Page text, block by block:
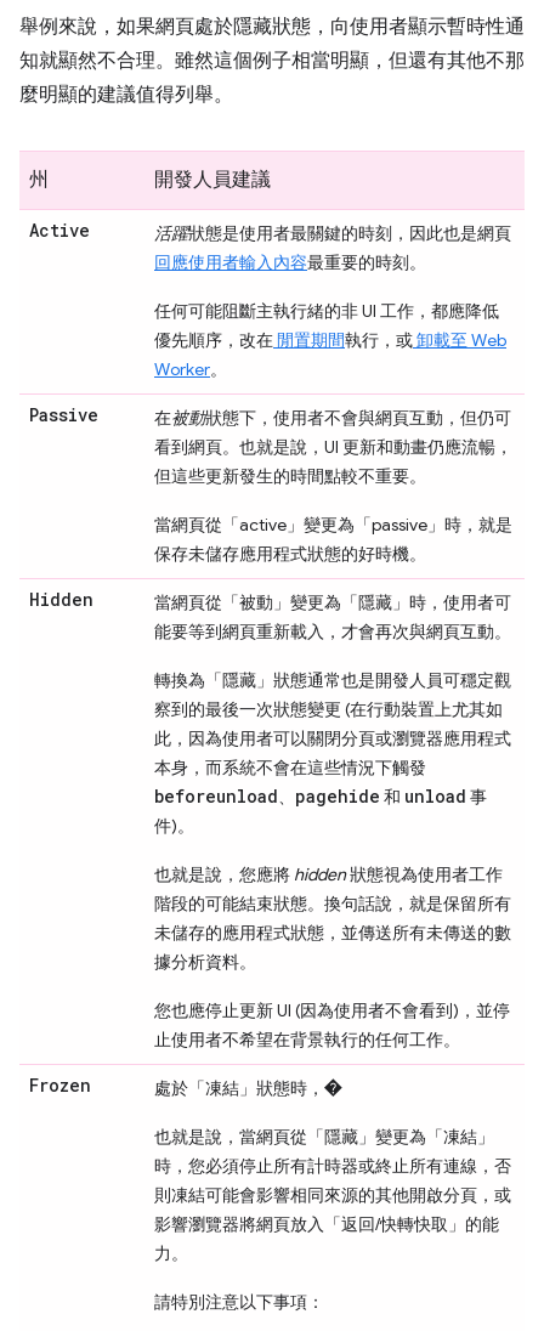
舉例來說，如果網頁處於隱藏狀態，向使用者顯示暫時性通
知就顯然不合理。雖然這個例子相當明顯，但還有其他不那
麼明顯的建議值得列舉。
州 開發人員建議
Active 活躍狀態是使用者最關鍵的時刻，因此也是網頁
回應使用者輸入內容最重要的時刻。
任何可能阻斷主執行緒的非 UI 工作，都應降低
優先順序，改在閒置期間執行，或卸載至 Web
Worker。
Passive 在被動狀態下，使用者不會與網頁互動，但仍可
看到網頁。也就是說，UI 更新和動畫仍應流暢，
但這些更新發生的時間點較不重要。
當網頁從「active」 變更為「passive」 時，就是
保存未儲存應用程式狀態的好時機。
Hidden 當網頁從「被動」 變更為「隱藏」 時，使用者可
能要等到網頁重新載入，才會再次與網頁互動。
轉換為「隱藏」 狀態通常也是開發人員可穩定觀
察到的最後一次狀態變更 (在行動裝置上尤其如
此，因為使用者可以關閉分頁或瀏覽器應用程式
本身，而系統不會在這些情況下觸發
beforeunload、 pagehide 和 unload 事
件)。
也就是說，您應將 hidden狀態視為使用者工作
階段的可能結束狀態。換句話說，就是保留所有
未儲存的應用程式狀態，並傳送所有未傳送的數
據分析資料。
您也應停止更新 UI (因為使用者不會看到)，並停
止使用者不希望在背景執行的任何工作。
Frozen 處於「凍結」 狀態時， �
也就是說，當網頁從「隱藏」 變更為「凍結」
時，您必須停止所有計時器或終止所有連線，否
則凍結可能會影響相同來源的其他開啟分頁，或
影響瀏覽器將網頁放入 「返回/快轉快取」的能
力。
請特別注意以下事項：